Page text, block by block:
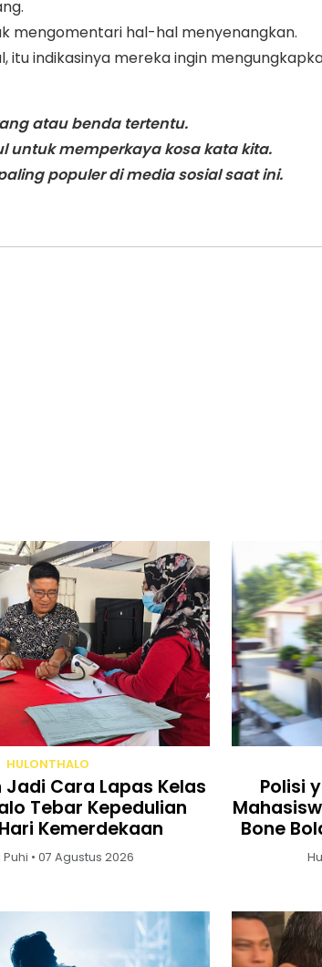
mengomentari hal-hal menyenangkan.
itu indikasinya mereka ingin
atau benda tertentu.
untuk memperkaya kosa kata kita.
populer di media sosial saat ini.
HULONTHALO
Jadi Cara Lapas Kelas
Tebar Kepedulian
Kemerdekaan
• 07 Agustus 2026
Polisi
Bone